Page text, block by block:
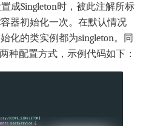
成Singleton时，被此注解所标
器初始化一次。在默认情况
化的类实例都为singleton。同
种配置方式，示例代码如下：